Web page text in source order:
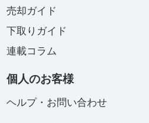
売却ガイド
下取りガイド
連載コラム
個人のお客様
ヘルプ・お問い合わせ